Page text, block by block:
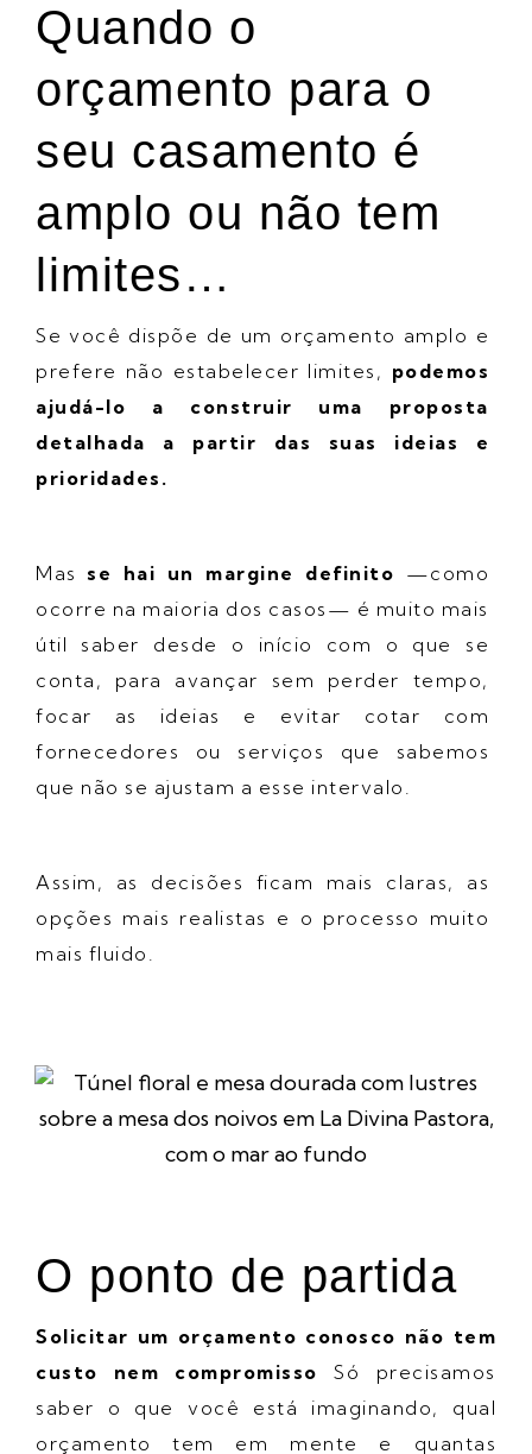
Quando o
orçamento para o
seu casamento é
amplo ou não tem
limites…
Se você dispõe de um orçamento amplo e
prefere não estabelecer limites, podemos
ajudá-lo a construir uma proposta
detalhada a partir das suas ideias e
prioridades.
Mas se hai un margine definito —como
ocorre na maioria dos casos— é muito mais
útil saber desde o início com o que se
conta, para avançar sem perder tempo,
focar as ideias e evitar cotar com
fornecedores ou serviços que sabemos
que não se ajustam a esse intervalo.
Assim, as decisões ficam mais claras, as
opções mais realistas e o processo muito
mais fluido.
O ponto de partida
Solicitar um orçamento conosco não tem
custo nem compromisso Só precisamos
saber o que você está imaginando, qual
orçamento tem em mente e quantas